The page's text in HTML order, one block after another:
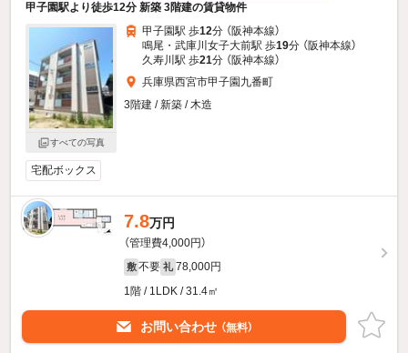
甲子園駅より徒歩12分 新築 3階建の賃貸物件
すべての写真
甲子園駅 歩12分 （阪神本線）
鳴尾・武庫川女子大前駅 歩19分 （阪神本線）
久寿川駅 歩21分 （阪神本線）
兵庫県西宮市甲子園九番町
3階建 / 新築 / 木造
宅配ボックス
7.8万円
（管理費4,000円）
敷 不要 礼 78,000円
1階 / 1LDK / 31.4㎡
お問い合わせ （無料）